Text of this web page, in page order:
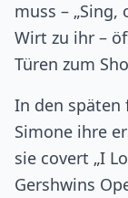
muss –
Wirt zu ihr –
Türen zum
In den späten
Simone ihre
sie covert „I
Gershwins